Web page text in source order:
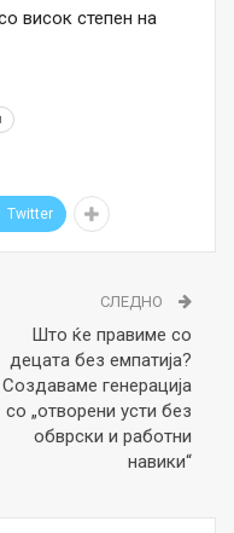
висок степен на
Twitter
СЛЕДНО
Што ќе правиме со
децата без емпатија?
Создаваме генерација
со „отворени усти без
обврски и работни
навики“